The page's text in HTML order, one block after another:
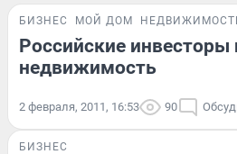
БИЗНЕС МОЙ ДОМ
Российские
недвижимость
2 февраля, 2011, 16:53 90
БИЗНЕС